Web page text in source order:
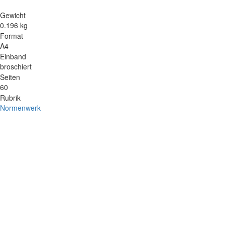
Gewicht
0.196 kg
Format
A4
Einband
broschiert
Seiten
60
Rubrik
Normenwerk